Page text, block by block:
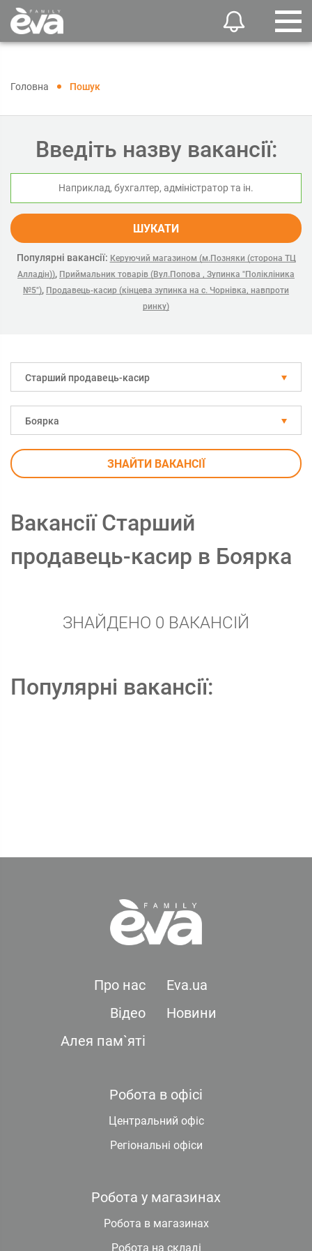
Головна Пошук
Введіть назву вакансії:
ШУКАТИ
Популярні вакансії: Керуючий магазином (м.Позняки (сторона ТЦ
Алладін)), Приймальник товарів (Вул.Попова , Зупинка "Полікліника
№5"), Продавець-касир (кінцева зупинка на с. Чорнівка, навпроти
ринку)
Старший продавець-касир
Боярка
ЗНАЙТИ ВАКАНСІЇ
Вакансії Старший
продавець-касир в Боярка
ЗНАЙДЕНО 0 ВАКАНСІЙ
Популярні вакансії:
Про нас
Eva.ua
Відео
Новини
Алея пам`яті
Робота в офісі
Центральний офіс
Регіональні офіси
Робота у магазинах
Робота в магазинах
Робота на складі